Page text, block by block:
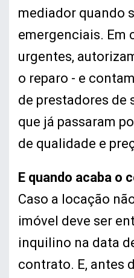
mediador quando
emergenciais. Em
urgentes,
o reparo - e
de prestadores de
que já passaram
de qualidade e
E quando acaba o
Caso a locação
imóvel deve ser
inquilino na data
contrato. E, antes